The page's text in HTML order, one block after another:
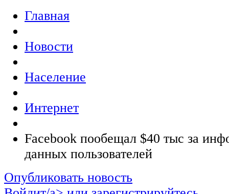
Главная
Новости
Население
Интернет
Facebook пообещал $40 тыс за
данных пользователей
Опубликовать новость